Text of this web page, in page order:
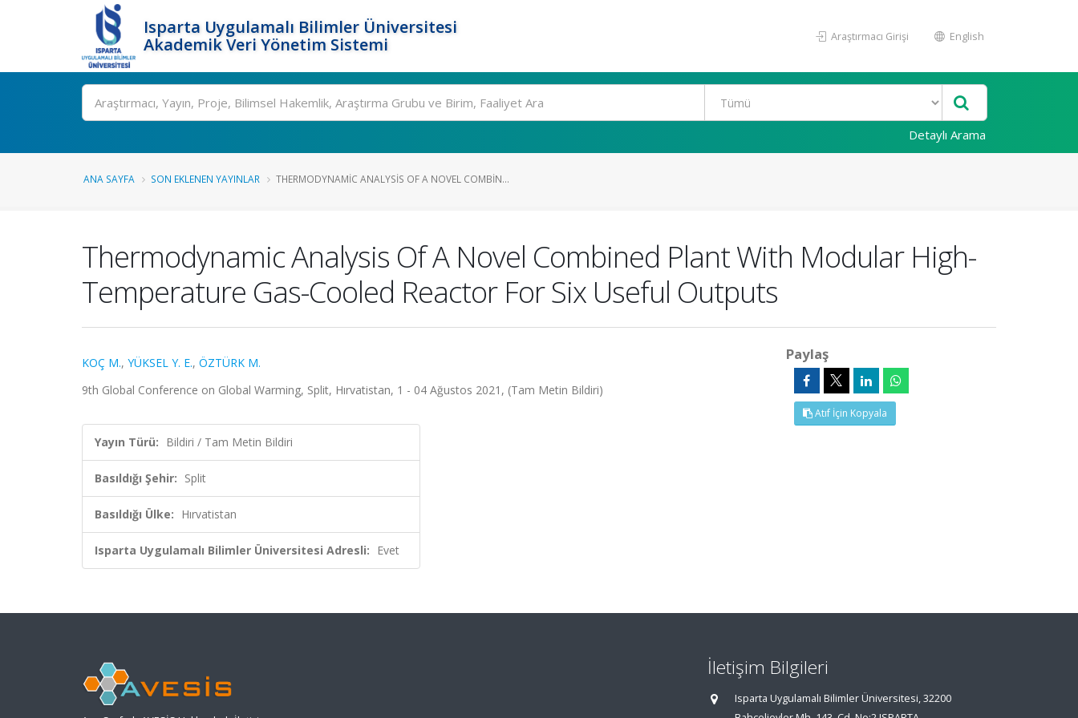
Isparta Uygulamalı Bilimler Üniversitesi
Akademik Veri Yönetim Sistemi
Araştırmacı Girişi English
Ara
Detaylı Arama
ANA SAYFA SON EKLENEN YAYINLAR THERMODYNAMIC ANALYSIS OF A NOVEL COMBIN...
Thermodynamic Analysis Of A Novel Combined Plant With Modular High-
Temperature Gas-Cooled Reactor For Six Useful Outputs
KOÇ M., YÜKSEL Y. E., ÖZTÜRK M.
9th Global Conference on Global Warming, Split, Hırvatistan, 1 - 04 Ağustos 2021, (Tam Metin Bildiri)
Yayın Türü: Bildiri / Tam Metin Bildiri
Basıldığı Şehir: Split
Basıldığı Ülke: Hırvatistan
Isparta Uygulamalı Bilimler Üniversitesi Adresli: Evet
Paylaş
Atıf İçin Kopyala
İletişim Bilgileri
Isparta Uygulamalı Bilimler Üniversitesi, 32200